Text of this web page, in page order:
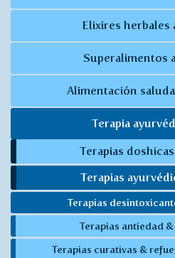
Elixires herbales
Superalimentos
Alimentación
Terapia
Terapias
Terapias
Terapias
Terapias antiedad
Terapias curativas &